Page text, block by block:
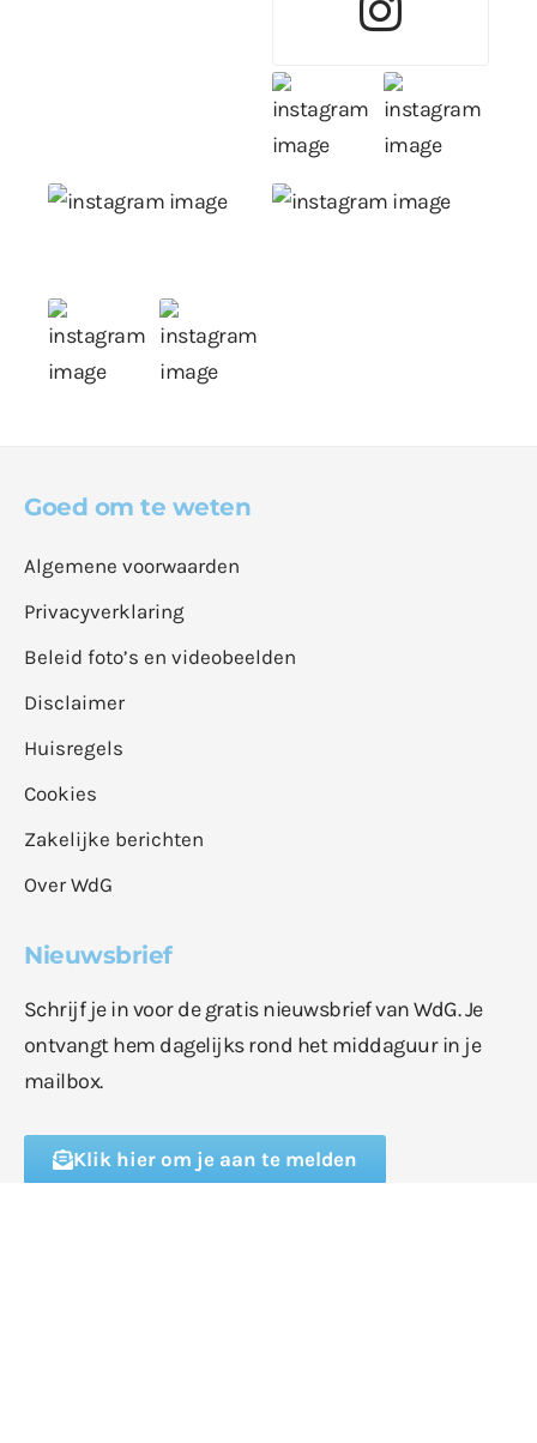
Goed om te weten
Algemene voorwaarden
Privacyverklaring
Beleid foto’s en videobeelden
Disclaimer
Huisregels
Cookies
Zakelijke berichten
Over WdG
Nieuwsbrief
Schrijf je in voor de gratis nieuwsbrief van WdG. Je
ontvangt hem dagelijks rond het middaguur in je
mailbox.
Klik hier om je aan te melden